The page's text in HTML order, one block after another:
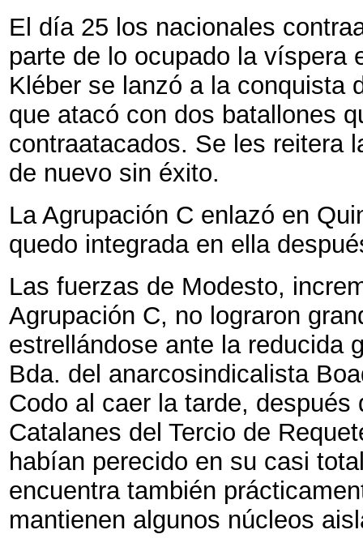
El día 25 los nacionales
parte de lo ocupado la víspera
Kléber se lanzó a la conquista
que atacó con dos batallones
contraatacados. Se les reitera
de nuevo sin éxito.
La Agrupación C enlazó en
quedo integrada en ella
Las fuerzas de Modesto,
Agrupación C, no lograron
estrellándose ante la reducida
Bda. del anarcosindicalista
Codo al caer la tarde,
Catalanes del Tercio de
habían perecido en su casi
encuentra también
mantienen algunos núcleos